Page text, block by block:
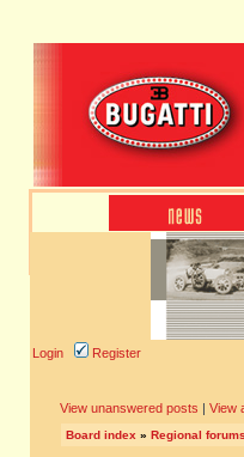
Login Register
View unanswered posts | View
Board index » Regional forums